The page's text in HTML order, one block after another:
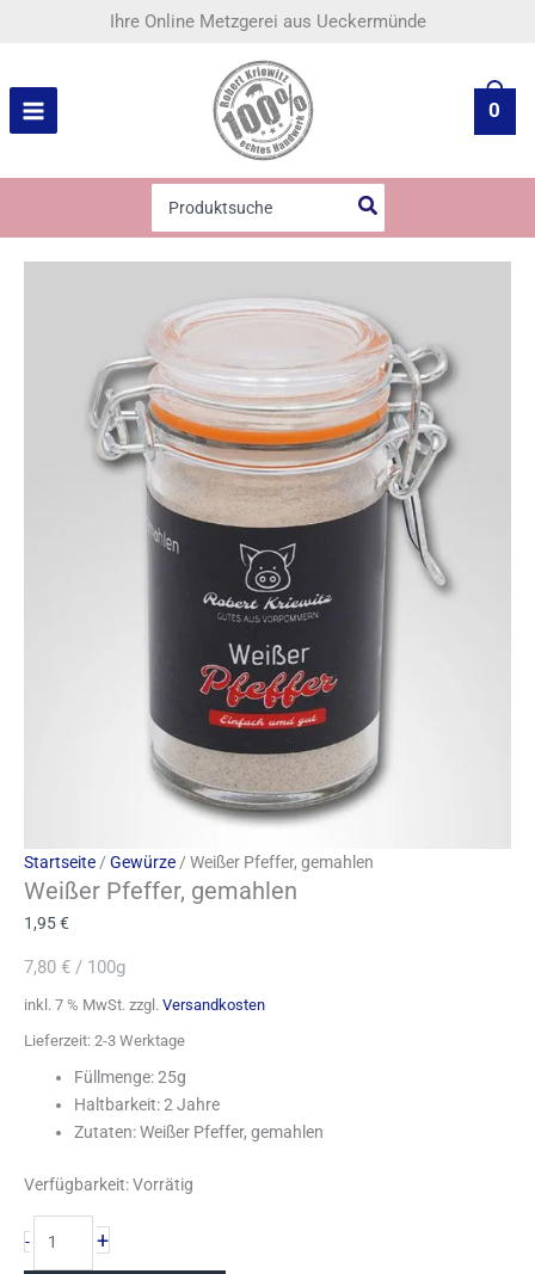
Ihre Online Metzgerei aus Ueckermünde
0
for:
Startseite / Gewürze / Weißer Pfeffer, gemahlen
Weißer Pfeffer, gemahlen
1,95€
7,80 € / 100g
inkl. 7 % MwSt. zzgl. Versandkosten
Lieferzeit: 2-3 Werktage
Füllmenge: 25g
Haltbarkeit: 2 Jahre
Zutaten: Weißer Pfeffer, gemahlen
Verfügbarkeit:Vorrätig
-
Menge
+